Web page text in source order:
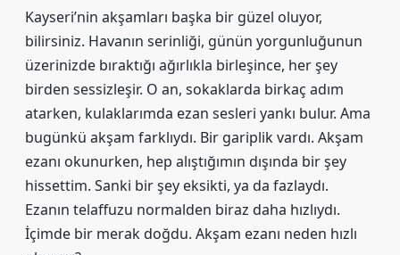
Kayseri’nin akşamları başka bir güzel oluyor,
bilirsiniz. Havanın serinliği, günün yorgunluğunun
üzerinizde bıraktığı ağırlıkla birleşince, her şey
birden sessizleşir. O an, sokaklarda birkaç adım
atarken, kulaklarımda ezan sesleri yankı bulur. Ama
bugünkü akşam farklıydı. Bir gariplik vardı. Akşam
ezanı okunurken, hep alıştığımın dışında bir şey
hissettim. Sanki bir şey eksikti, ya da fazlaydı.
Ezanın telaffuzu normalden biraz daha hızlıydı.
İçimde bir merak doğdu. Akşam ezanı neden hızlı